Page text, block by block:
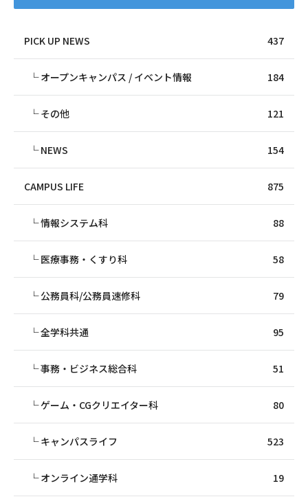
PICK UP NEWS 437
オープンキャンパス / イベント情報 184
その他 121
NEWS 154
CAMPUS LIFE 875
情報システム科 88
医療事務・くすり科 58
公務員科/公務員速修科 79
全学科共通 95
事務・ビジネス総合科 51
ゲーム・CGクリエイター科 80
キャンパスライフ 523
オンライン通学科 19